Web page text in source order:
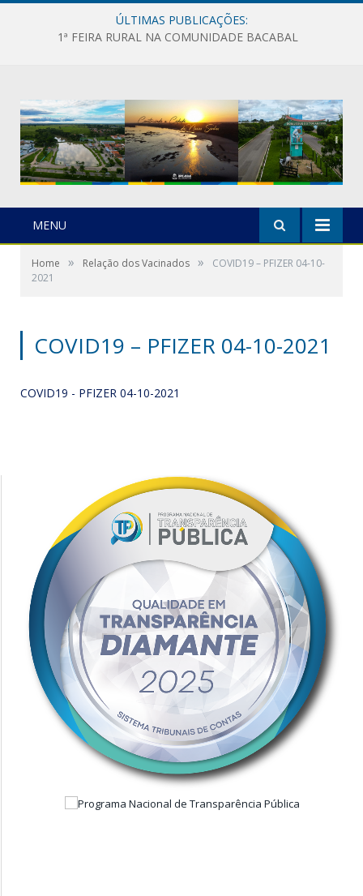
ÚLTIMAS PUBLICAÇÕES:
1ª FEIRA RURAL NA COMUNIDADE BACABAL
MENU
Home » Relação dos Vacinados »
COVID19 – PFIZER 04-10-
2021
COVID19 – PFIZER 04-10-2021
COVID19 - PFIZER 04-10-2021